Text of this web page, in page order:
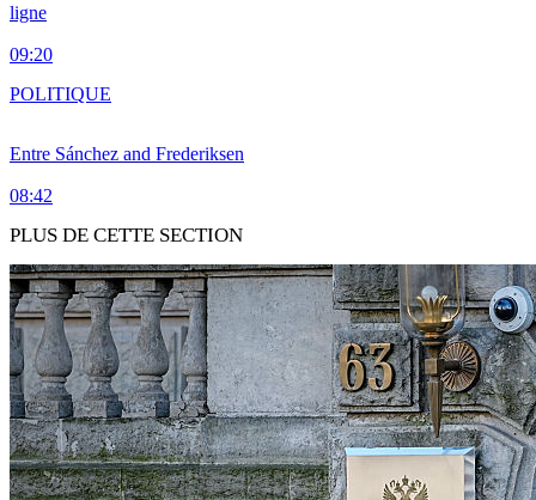
ligne
09:20
Entre Sánchez and Frederiksen
08:42
POLITIQUE
PLUS DE CETTE SECTION